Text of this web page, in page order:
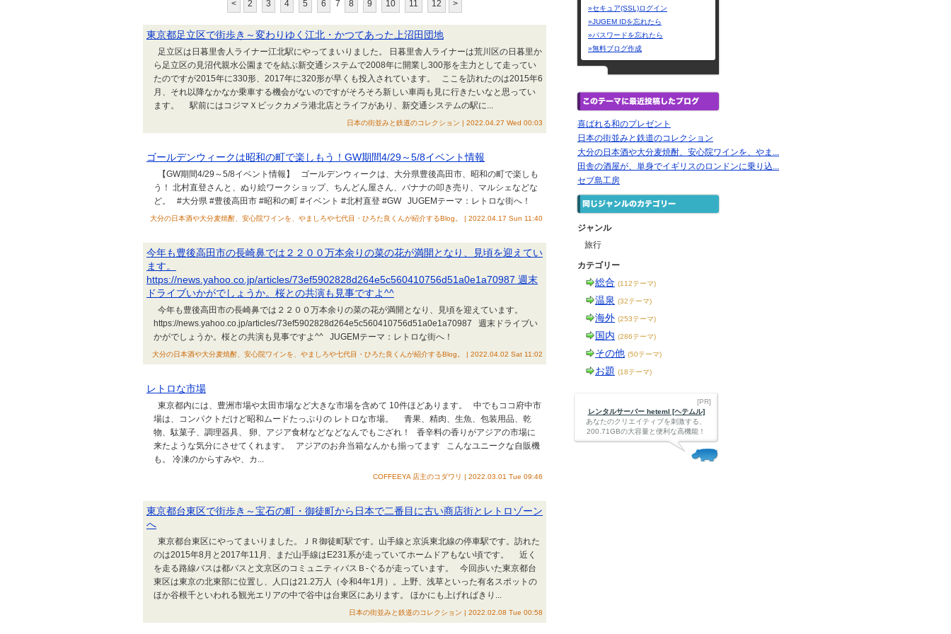
< 2 3 4 5 6 7 8 9 10 11 12 >
東京都足立区で街歩き～変わりゆく江北・かつてあった上沼田団地
足立区は日暮里舎人ライナー江北駅にやってまいりました。 日暮里舎人ライナーは荒川区の日暮里か
ら足立区の見沼代親水公園までを結ぶ新交通システムで2008年に開業し300形を主力として走ってい
たのですが2015年に330形、2017年に320形が早くも投入されています。 ここを訪れたのは2015年6
月、それ以降なかなか乗車する機会がないのですがそろそろ新しい車両も見に行きたいなと思ってい
ます。 駅前にはコジマＸビックカメラ港北店とライフがあり、新交通システムの駅に...
日本の街並みと鉄道のコレクション | 2022.04.27 Wed 00:03
ゴールデンウィークは昭和の町で楽しもう！GW期間4/29～5/8イベント情報
【GW期間4/29～5/8イベント情報】 ゴールデンウィークは、大分県豊後高田市、昭和の町で楽しも
う！ 北村直登さんと、ぬり絵ワークショップ、ちんどん屋さん、バナナの叩き売り、マルシェなどな
ど。 #大分県 #豊後高田市 #昭和の町 #イベント #北村直登 #GW JUGEMテーマ：レトロな街へ！
大分の日本酒や大分麦焼酎、安心院ワインを、やましろや七代目・ひろた良くんが紹介するBlog。 | 2022.04.17 Sun 11:40
今年も豊後高田市の長崎鼻では２２００万本余りの菜の花が満開となり、見頃を迎えてい
ます。
https://news.yahoo.co.jp/articles/73ef5902828d264e5c560410756d51a0e1a70987 週末
ドライブいかがでしょうか。桜との共演も見事ですよ^^
今年も豊後高田市の長崎鼻では２２００万本余りの菜の花が満開となり、見頃を迎えています。
https://news.yahoo.co.jp/articles/73ef5902828d264e5c560410756d51a0e1a70987 週末ドライブい
かがでしょうか。桜との共演も見事ですよ^^ JUGEMテーマ：レトロな街へ！
大分の日本酒や大分麦焼酎、安心院ワインを、やましろや七代目・ひろた良くんが紹介するBlog。 | 2022.04.02 Sat 11:02
レトロな市場
東京都内には、豊洲市場や太田市場など大きな市場を含めて 10件ほどあります。 中でもココ府中市
場は、コンパクトだけど昭和ムードたっぷりの レトロな市場。 青果、精肉、生魚、包装用品、乾
物、駄菓子、調理器具、 卵、アジア食材などなどなんでもござれ！ 香辛料の香りがアジアの市場に
来たような気分にさせてくれます。 アジアのお弁当箱なんかも揃ってます こんなユニークな自販機
も。 冷凍のからすみや、カ...
COFFEEYA 店主のコダワリ | 2022.03.01 Tue 09:46
東京都台東区で街歩き～宝石の町・御徒町から日本で二番目に古い商店街とレトロゾーン
へ
東京都台東区にやってまいりました。ＪＲ御徒町駅です。山手線と京浜東北線の停車駅です。訪れた
のは2015年8月と2017年11月、まだ山手線はE231系が走っていてホームドアもない頃です。 近く
を走る路線バスは都バスと文京区のコミュニティバスＢ-ぐるが走っています。 今回歩いた東京都台
東区は東京の北東部に位置し、人口は21.2万人（令和4年1月）。上野、浅草といった有名スポットの
ほか谷根千といわれる観光エリアの中で谷中は台東区にあります。 ほかにも上げればきり...
日本の街並みと鉄道のコレクション | 2022.02.08 Tue 00:58
»セキュア(SSL)ログイン
»JUGEM IDを忘れたら
»パスワードを忘れたら
»無料ブログ作成
喜ばれる和のプレゼント
日本の街並みと鉄道のコレクション
大分の日本酒や大分麦焼酎、安心院ワインを、やま...
田舎の酒屋が、単身でイギリスのロンドンに乗り込...
セブ島工房
ジャンル
旅行
カテゴリー
総合 (112テーマ)
温泉 (32テーマ)
海外 (253テーマ)
国内 (286テーマ)
その他 (50テーマ)
お題 (18テーマ)
[PR]
レンタルサーバー heteml [ヘテムル]
あなたのクリエイティブを刺激する、
200.71GBの大容量と便利な高機能！